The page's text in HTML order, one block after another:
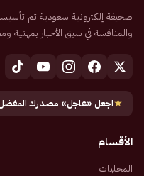
والمنافسة في سبق الأخبار بمهنية
★اجعل «عاجل» مصدرك
الأقسام
المحليات